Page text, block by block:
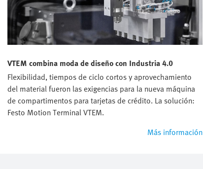
VTEM combina moda de diseño con Industria 4.0
Flexibilidad, tiempos de ciclo cortos y aprovechamiento
del material fueron las exigencias para la nueva máquina
de compartimentos para tarjetas de crédito. La solución:
Festo Motion Terminal VTEM.
Más información